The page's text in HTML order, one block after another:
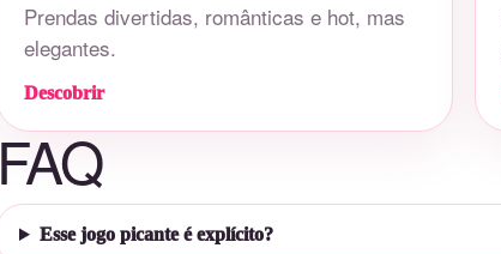
Prendas divertidas, românticas e hot, mas
elegantes.
Descobrir
FAQ
Esse jogo picante é explícito?